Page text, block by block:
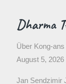
Dharma
August 5, 2026
Jan Sendzimir